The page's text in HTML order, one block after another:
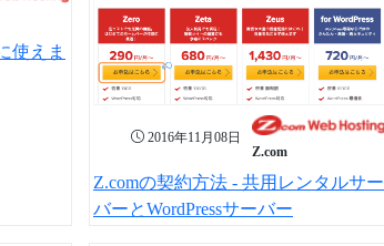
使えま
2016年11月08日
Z.com
Z.comの契約方法 - 共用レンタルサー
バーとWordPressサーバー